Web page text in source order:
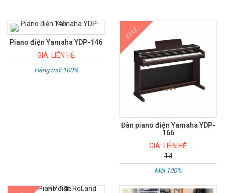
Piano điện Yamaha YDP-146
GIÁ: LIÊN HỆ
Hàng mới 100%
SALE
Đàn piano điện Yamaha YDP-
166
GIÁ: LIÊN HỆ
1đ
Mới 100%